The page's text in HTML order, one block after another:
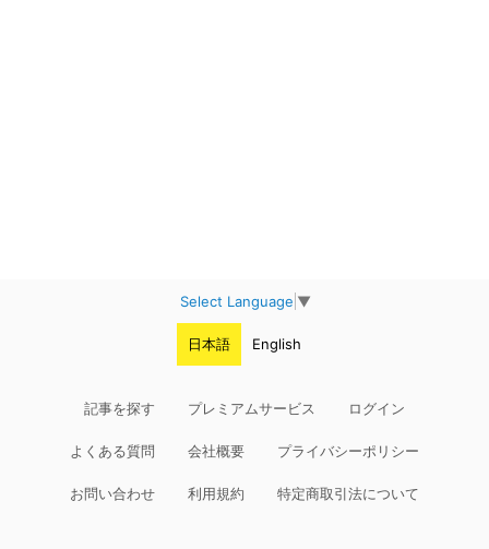
Select Language ▼
日本語 English
記事を探す プレミアムサービス ログイン
よくある質問 会社概要 プライバシーポリシー
お問い合わせ 利用規約 特定商取引法について